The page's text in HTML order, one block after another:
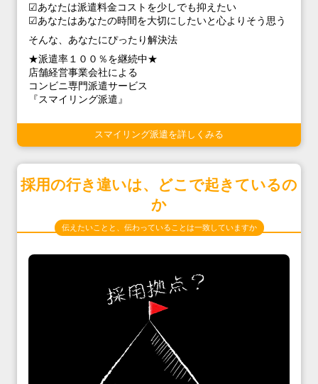
☑あなたは派遣料金コストを少しでも抑えたい
☑あなたはあなたの時間を大切にしたいと心よりそう思う
そんな、あなたにぴったり解決法
★派遣率１００％を継続中★
店舗経営事業会社による
コンビニ専門派遣サービス
『スマイリング派遣』
スマイリング派遣を詳しくみる
採用の行き違いは、どこで起きているの
か
伝えたいことと、伝わっていることは一致していますか